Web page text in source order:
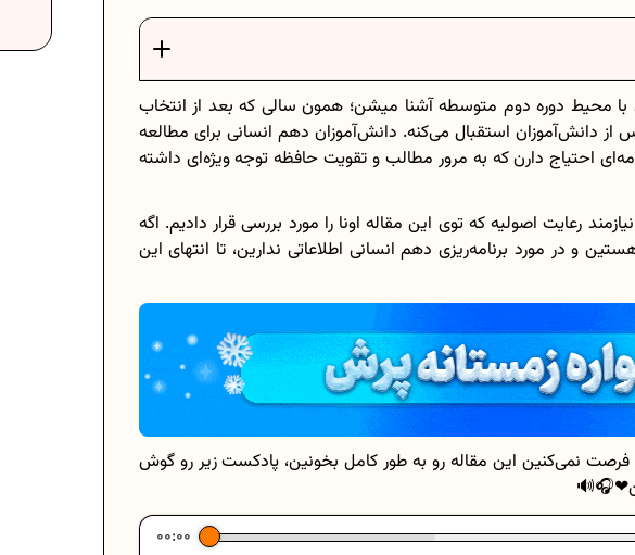
هندسی در ریاضیات
درسی هفتم
موفق
درسی هشتم
درسی کنیم؟
سوالات امتحانی...
دوازدهم...
و گویا چه اعدادی...
1404
فرمول حجم اشکال هندسی در ریاضیات
برنامه‌ ریزی درسی هفتم
عادات افراد موفق
برنامه‌ ریزی درسی هشتم
چگونه برنامه‌ ریزی درسی کنیم؟
دانلود رایگان نمونه سوالات امتحانی...
دانلود رایگان کتاب‌های دوازدهم...
اعداد صحیح، طبیعی و گویا چه اعدادی...
با محیط دوره دوم متوسطه آشنا میشن؛ همون سالی که بعد از انتخاب
دانش‌آموزان استقبال می‌کنه. دانش‌آموزان دهم انسانی برای مطالعه
احتیاج دارن که به مرور مطالب و تقویت حافظه توجه ویژه‌ای داشته
نیازمند رعایت اصولیه که توی این مقاله اونا را مورد بررسی قرار دادیم. اگه
و در مورد برنامه‌ریزی دهم انسانی اطلاعاتی ندارین، تا انتهای این
فرصت نمی‌کنین این مقاله رو به طور کامل بخونین، پادکست زیر رو گوش
00:00